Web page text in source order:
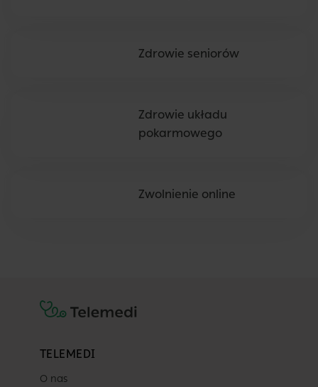
Zdrowie seniorów
Zdrowie układu
pokarmowego
Zwolnienie online
TELEMEDI
O nas